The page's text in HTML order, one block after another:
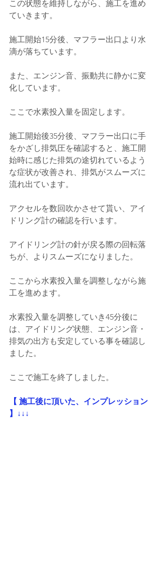
この状態を維持しながら、施工を進め
ていきます。
施工開始15分後、マフラー出口より水
滴が落ちています。
また、 エンジン音、振動共に静かに変
化しています。
ここで水素投入量を固定します。
施工開始後35分後、マフラー出口に手
をかざし排気圧を確認すると、施工開
始時に感じた排気の途切れているよう
な症状が改善され、排気がスムーズに
流れ出ています。
アクセルを数回吹かさせて貰い、アイ
ドリング計の確認を行います。
アイドリング計の針が戻る際の回転落
ちが、よりスムーズになりました。
ここから水素投入量を調整しながら施
工を進めます。
水素投入量を調整していき45分後に
は、アイドリング状態、エンジン音・
排気の出方も安定している事を確認し
ました。
ここで施工を終了しました。
【 施工後に頂いた、インプレッション
】↓↓↓